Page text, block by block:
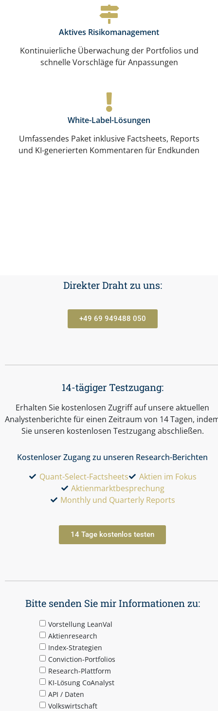
Aktives Risikomanagement
Kontinuierliche Überwachung der Portfolios und
schnelle Vorschläge für Anpassungen
White-Label-Lösungen
Umfassendes Paket inklusive Factsheets, Reports
und KI-generierten Kommentaren für Endkunden
Direkter Draht zu uns:
+49 69 949488 050
14-tägiger Testzugang:
Erhalten Sie kostenlosen Zugriff auf unsere aktuellen
Analystenberichte für einen Zeitraum von 14 Tagen,
Sie unseren kostenlosen Testzugang abschließen.
Kostenloser Zugang zu unseren Research-Berichten
Quant-Select-Factsheets
Aktien im Fokus
Aktienmarktbesprechung
Monthly und Quarterly Reports
14 Tage kostenlos testen
Bitte senden Sie mir Informationen zu:
Vorstellung LeanVal
Aktienresearch
Index-Strategien
Conviction-Portfolios
Research-Plattform
KI-Lösung CoAnalyst
API / Daten
Volkswirtschaft